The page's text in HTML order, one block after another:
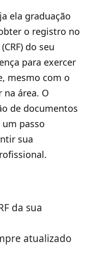
ela graduação
o registro no
do seu
para exercer
mesmo com o
área. O
de documentos
passo
sua
da sua
atualizado